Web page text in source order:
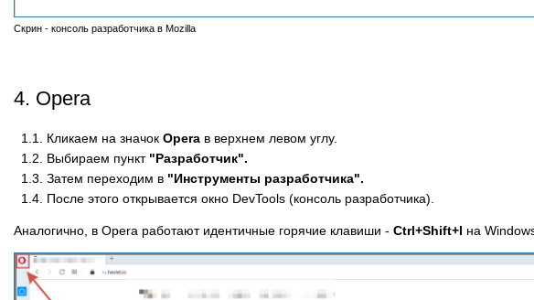
Скрин - консоль разработчика в Mozilla
4. Opera
1.1. Кликаем на значок Opera в верхнем левом углу.
1.2. Выбираем пункт"Разработчик".
1.3. Затем переходим в "Инструменты разработчика".
1.4. После этого открывается окно DevTools (консоль разработчика).
Аналогично, в Opera работают идентичные горячие клавиши - Ctrl+Shift+I на